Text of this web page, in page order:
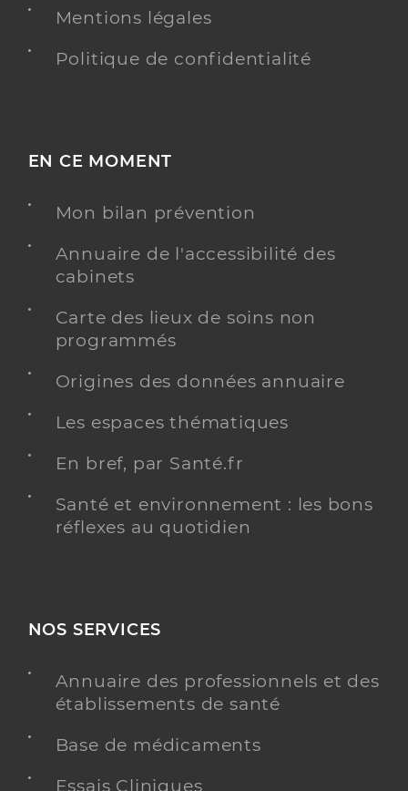
Mentions légales
Politique de confidentialité
EN CE MOMENT
Mon bilan prévention
Annuaire de l'accessibilité des
cabinets
Carte des lieux de soins non
programmés
Origines des données annuaire
Les espaces thématiques
En bref, par Santé.fr
Santé et environnement : les bons
réflexes au quotidien
NOS SERVICES
Annuaire des professionnels et des
établissements de santé
Base de médicaments
Essais Cliniques